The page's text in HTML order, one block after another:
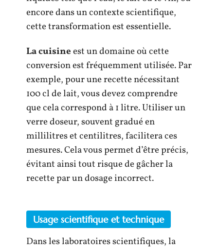
encore dans un contexte scientifique,
cette transformation est essentielle.
La cuisineest un domaine où cette
conversion est fréquemment utilisée. Par
exemple, pour une recette nécessitant
100 cl de lait, vous devez comprendre
que cela correspond à 1 litre. Utiliser un
verre doseur, souvent gradué en
millilitres et centilitres, facilitera ces
mesures. Cela vous permet d’être précis,
évitant ainsi tout risque de gâcher la
recette par un dosage incorrect.
Usage scientifique et technique
Dans les laboratoires scientifiques, la